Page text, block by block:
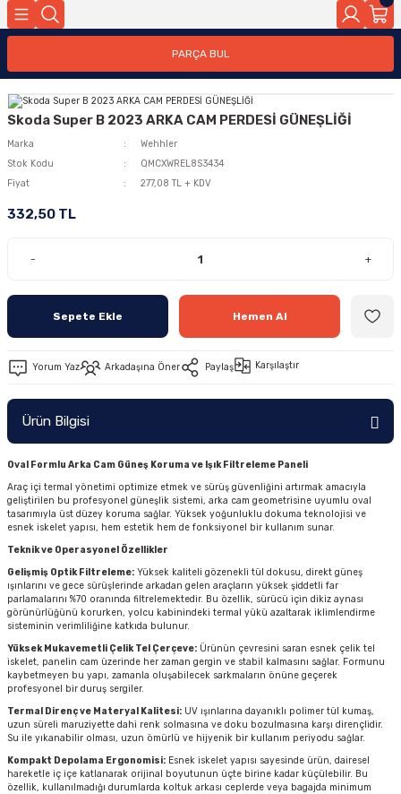
PARÇA BUL
Skoda Super B 2023 ARKA CAM PERDESİ GÜNEŞLİĞİ
Marka
Wehhler
Stok Kodu
QMCXWREL8S3434
Fiyat
277,08 TL + KDV
332,50 TL
- +
Sepete Ekle Hemen Al
Yorum Yaz Arkadaşına Öner Paylaş Karşılaştır
Ürün Bilgisi
Oval Formlu Arka Cam Güneş Koruma ve Işık Filtreleme Paneli
Araç içi termal yönetimi optimize etmek ve sürüş güvenliğini artırmak amacıyla
geliştirilen bu profesyonel güneşlik sistemi, arka cam geometrisine uyumlu oval
tasarımıyla üst düzey koruma sağlar. Yüksek yoğunluklu dokuma teknolojisi ve
esnek iskelet yapısı, hem estetik hem de fonksiyonel bir kullanım sunar.
Teknik ve Operasyonel Özellikler
Gelişmiş Optik Filtreleme: Yüksek kaliteli gözenekli tül dokusu, direkt güneş
ışınlarını ve gece sürüşlerinde arkadan gelen araçların yüksek şiddetli far
parlamalarını %70 oranında filtrelemektedir. Bu özellik, sürücü için dikiz aynası
görünürlüğünü korurken, yolcu kabinindeki termal yükü azaltarak iklimlendirme
sisteminin verimliliğine katkıda bulunur.
Yüksek Mukavemetli Çelik Tel Çerçeve: Ürünün çevresini saran esnek çelik tel
iskelet, panelin cam üzerinde her zaman gergin ve stabil kalmasını sağlar. Formunu
kaybetmeyen bu yapı, zamanla oluşabilecek sarkmaların önüne geçerek
profesyonel bir duruş sergiler.
Termal Direnç ve Materyal Kalitesi: UV ışınlarına dayanıklı polimer tül kumaş,
uzun süreli maruziyette dahi renk solmasına ve doku bozulmasına karşı dirençlidir.
Su ile yıkanabilir olması, uzun ömürlü ve hijyenik bir kullanım periyodu sağlar.
Kompakt Depolama Ergonomisi: Esnek iskelet yapısı sayesinde ürün, dairesel
hareketle iç içe katlanarak orijinal boyutunun üçte birine kadar küçülebilir. Bu
özellik, kullanılmadığı durumlarda koltuk arkası ceplerde veya bagajda minimum